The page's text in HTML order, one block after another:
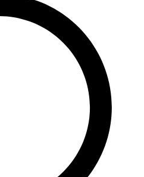
ابزار و تکنیک‌های مدیریت دانش